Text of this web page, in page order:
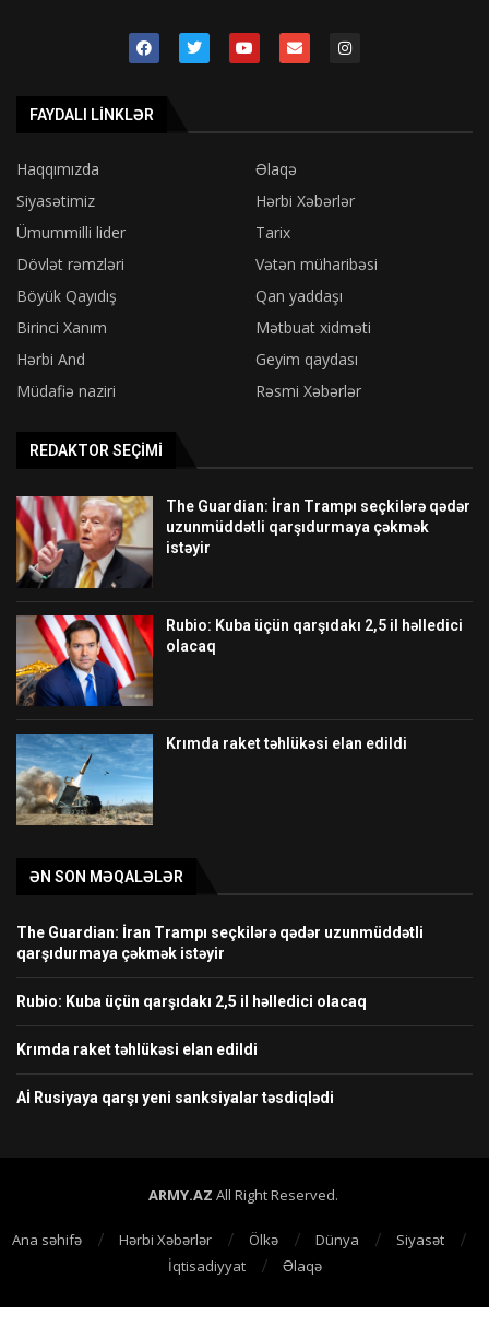
FAYDALI LINKLƏR
Haqqımızda
Əlaqə
Siyasətimiz
Hərbi Xəbərlər
Ümummilli lider
Tarix
Dövlət rəmzləri
Vətən müharibəsi
Böyük Qayıdış
Qan yaddaşı
Birinci Xanım
Mətbuat xidməti
Hərbi And
Geyim qaydası
Müdafiə naziri
Rəsmi Xəbərlər
REDAKTOR SEÇIMI
The Guardian: İran Trampı seçkilərə qədər
uzunmüddətli qarşıdurmaya çəkmək
istəyir
Rubio: Kuba üçün qarşıdakı 2,5 il həlledici
olacaq
Krımda raket təhlükəsi elan edildi
ƏN SON MƏQALƏLƏR
The Guardian: İran Trampı seçkilərə qədər uzunmüddətli
qarşıdurmaya çəkmək istəyir
Rubio: Kuba üçün qarşıdakı 2,5 il həlledici olacaq
Krımda raket təhlükəsi elan edildi
Aİ Rusiyaya qarşı yeni sanksiyalar təsdiqlədi
ARMY.AZ All Right Reserved.
Ana səhifə Hərbi Xəbərlər Ölkə Dünya
Siyasət
İqtisadiyyat
Əlaqə